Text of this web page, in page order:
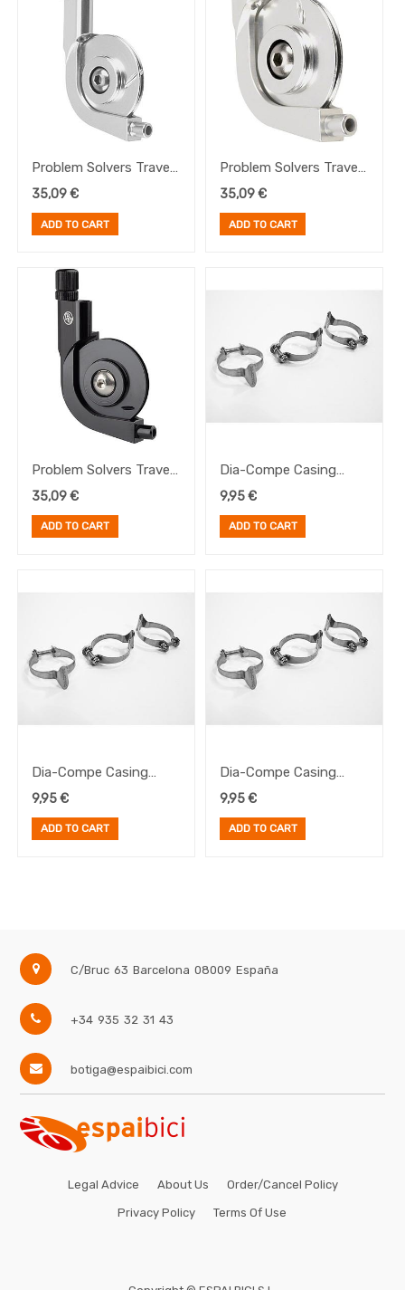
Problem Solvers Travel
Agent w/adj. plata
35,09€
ADD TO CART
Problem Solvers Travel
Agent, plata
35,09€
ADD TO CART
Problem Solvers Travel
Agent w/adj. Negro
35,09€
ADD TO CART
Dia-Compe Casing
Clips 31,8mm (3u.)
9,95€
ADD TO CART
Dia-Compe Casing
Clips 28,6mm (3u.)
9,95€
ADD TO CART
Dia-Compe Casing
Clips 25,4mm (3u.)
9,95€
ADD TO CART
C/Bruc 63 Barcelona 08009 España
+34 935 32 31 43
botiga@espaibici.com
Legal Advice About Us Order/Cancel Policy
Privacy Policy Terms Of Use